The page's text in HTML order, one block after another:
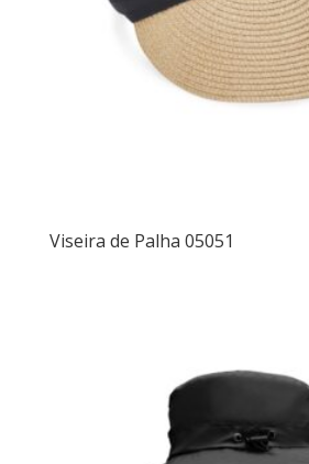
Viseira de Palha 05051